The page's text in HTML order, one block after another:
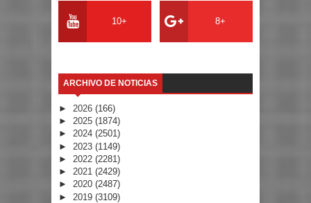
10+ 8+
ARCHIVO DE NOTICIAS
► 2026 (166)
► 2025 (1874)
► 2024 (2501)
► 2023 (1149)
► 2022 (2281)
► 2021 (2429)
► 2020 (2487)
► 2019 (3109)